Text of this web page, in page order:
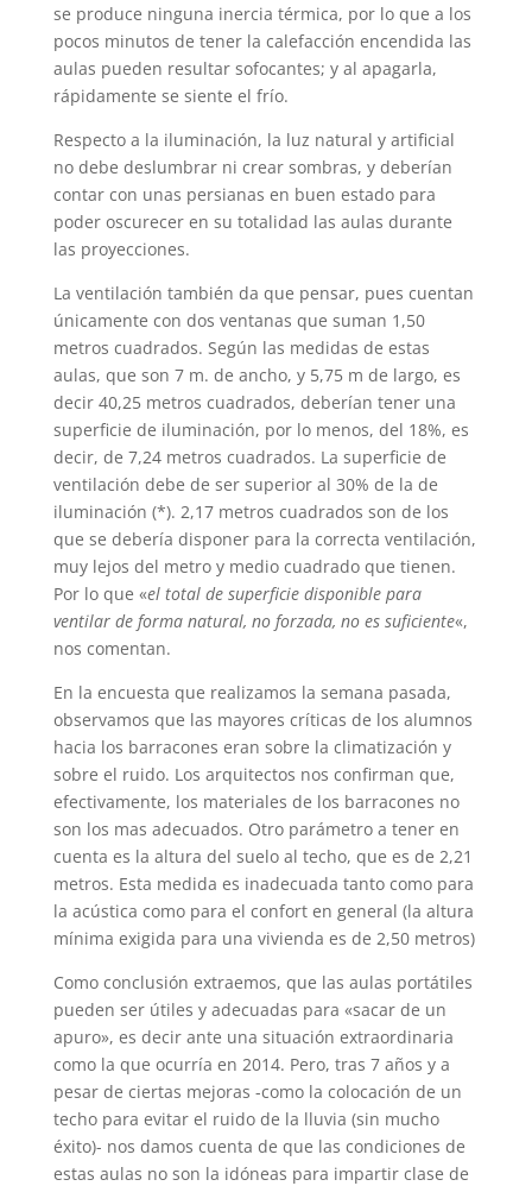
se produce ninguna inercia térmica, por lo que a los
pocos minutos de tener la calefacción encendida las
aulas pueden resultar sofocantes; y al apagarla,
rápidamente se siente el frío.
Respecto a la iluminación, la luz natural y artificial
no debe deslumbrar ni crear sombras, y deberían
contar con unas persianas en buen estado para
poder oscurecer en su totalidad las aulas durante
las proyecciones.
La ventilación también da que pensar, pues cuentan
únicamente con dos ventanas que suman 1,50
metros cuadrados. Según las medidas de estas
aulas, que son 7 m. de ancho, y 5,75 m de largo, es
decir 40,25 metros cuadrados, deberían tener una
superficie de iluminación, por lo menos, del 18%, es
decir, de 7,24 metros cuadrados. La superficie de
ventilación debe de ser superior al 30% de la de
iluminación (*). 2,17 metros cuadrados son de los
que se debería disponer para la correcta ventilación,
muy lejos del metro y medio cuadrado que tienen.
Por lo que «el total de superficie disponible para
ventilar de forma natural, no forzada, no es suficiente«,
nos comentan.
En la encuesta que realizamos la semana pasada,
observamos que las mayores críticas de los alumnos
hacia los barracones eran sobre la climatización y
sobre el ruido. Los arquitectos nos confirman que,
efectivamente, los materiales de los barracones no
son los mas adecuados. Otro parámetro a tener en
cuenta es la altura del suelo al techo, que es de 2,21
metros. Esta medida es inadecuada tanto como para
la acústica como para el confort en general (la altura
mínima exigida para una vivienda es de 2,50 metros)
Como conclusión extraemos, que las aulas portátiles
pueden ser útiles y adecuadas para «sacar de un
apuro», es decir ante una situación extraordinaria
como la que ocurría en 2014. Pero, tras 7 años y a
pesar de ciertas mejoras -como la colocación de un
techo para evitar el ruido de la lluvia (sin mucho
éxito)- nos damos cuenta de que las condiciones de
estas aulas no son la idóneas para impartir clase de